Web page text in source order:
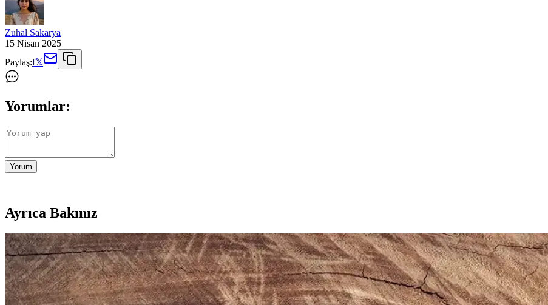
Zuhal Sakarya
15 Nisan 2025
Paylaş:f𝕏
Yorumlar:
Yorum
Ayrıca Bakınız
Gezer Yazlık Erkek Terlik: Konfor ve Şıklık Sunan Hafif ve Dayanıklı Tasarım
Gezer Yazlık Erkek Terlik, hafif, şık ve dayanıklı malzemeleriyle günlük kullanımda konfor sağlar, sade tasarımıyla farklı tarzlara uyum sağlar.
Puma Shuffle 309668-25 Erkek Günlük ve Spor Kullanımına Uygun Ayakkabı